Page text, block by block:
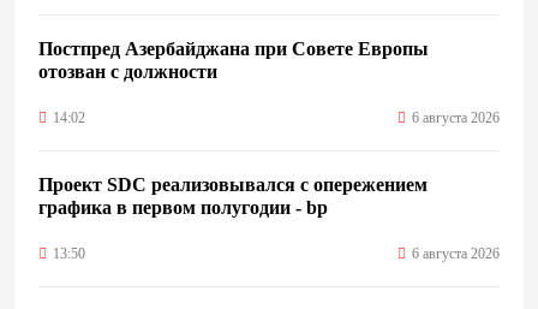
Постпред Азербайджана при Совете Европы
отозван с должности
14:02 6 августа 2026
Проект SDC реализовывался с опережением
графика в первом полугодии - bp
13:50 6 августа 2026